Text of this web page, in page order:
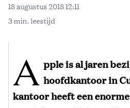
18 augustus 2018 12:11
3 min. leestijd
A pple is al jaren
hoofdkantoor in
kantoor heeft een